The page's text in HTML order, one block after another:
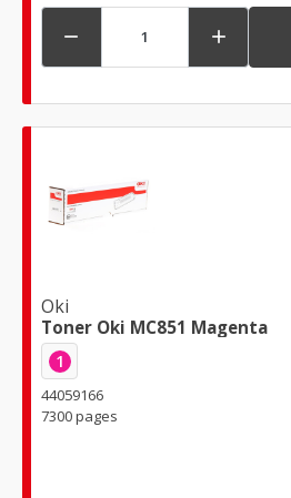
 
Oki
Toner Oki MC851 Magenta
1
44059166
7300 pages